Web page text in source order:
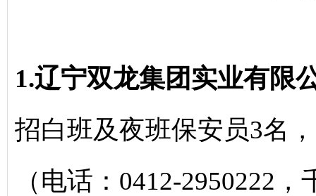
1.辽宁双龙集团实业有限
招白班及夜班保安员3名
（电话：0412-2950222，